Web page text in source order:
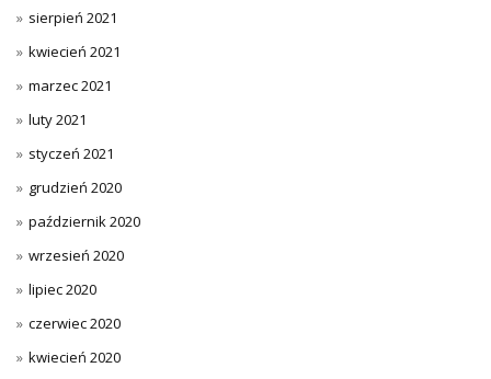
sierpień 2021
kwiecień 2021
marzec 2021
luty 2021
styczeń 2021
grudzień 2020
październik 2020
wrzesień 2020
lipiec 2020
czerwiec 2020
kwiecień 2020